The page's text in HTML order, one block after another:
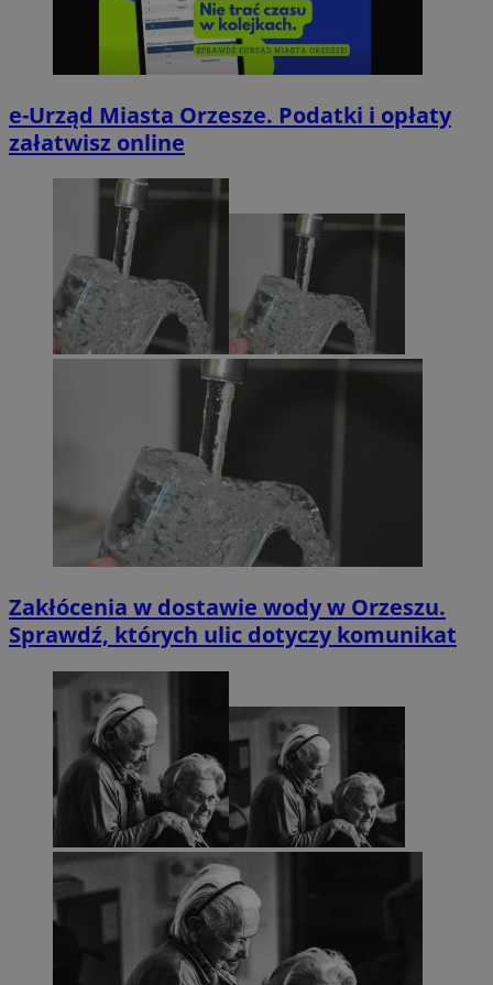
e-Urząd Miasta Orzesze. Podatki i opłaty
załatwisz online
Zakłócenia w dostawie wody w Orzeszu.
Sprawdź, których ulic dotyczy komunikat